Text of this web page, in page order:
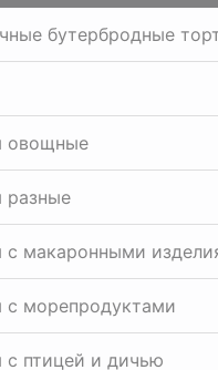
бутербродные
овощные
разные
с макаронными
с морепродуктами
с птицей и дичью